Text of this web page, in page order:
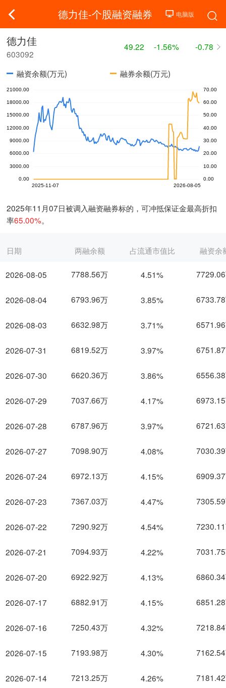
德力佳-个股融资融券
德力佳
603092
49.22 -1.56% -0.78
融资余额(万元) 融券余额(万元)
2025年11月07日被调入融资融券标的，可冲抵保证金最高折扣
率65.00%。
日期
2026-08-05
2026-08-04
2026-08-03
2026-07-31
2026-07-30
2026-07-29
2026-07-28
2026-07-27
2026-07-24
2026-07-23
2026-07-22
2026-07-21
2026-07-20
2026-07-17
2026-07-16
2026-07-15
2026-07-14
两融余额 占流通市值比 融资余
7788.56万 4.51%
6793.96万 3.85%
6632.98万 3.71%
6819.52万 3.97%
6620.36万 3.86%
7037.66万 4.17%
6787.96万 3.97%
7098.90万 4.08%
6972.13万 4.15%
7367.03万 4.47%
7290.92万 4.54%
7094.93万 4.22%
6922.92万 4.13%
6882.91万 4.15%
7250.43万 4.32%
7193.98万 4.30%
7213.25万 4.26%